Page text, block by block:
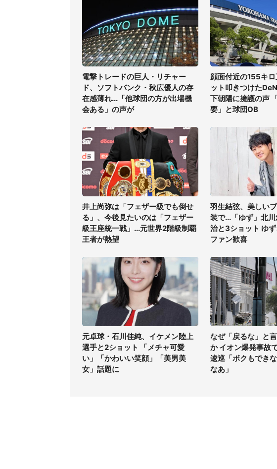
電撃トレードの巨人・リチャー
ド、ソフトバンク・秋広優人の存
在感薄れ...「他球団の方が出場機
会ある」の声が
顔面付近の155キ
ット叩きつけた
下朝陽に擁護の声
要」と球団OB
井上尚弥は「フェザー級でも倒せ
る」、今後見たいのは「フェザー
級王座統一戦」...元世界2階級制覇
王者が熱望
羽生結弦、美しい
装で...「ゆず」北
治と3ショット ゆ
ファン歓喜
元卓球・石川佳純、イケメン陸上
選手と2ショット 「メチャ可愛
い」「かわいい笑顔」「美男美
女」話題に
なぜ「戻るな」と
か イオン爆発事故
逡巡「ボクもでき
なあ」